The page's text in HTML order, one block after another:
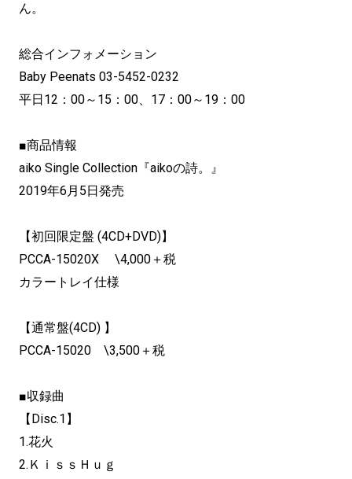
ん。
総合インフォメーション
Baby Peenats 03-5452-0232
平日12：00～15：00、17：00～19：00
■商品情報
aiko Single Collection『aikoの詩。』
2019年6月5日発売
【初回限定盤 (4CD+DVD)】
PCCA-15020X \4,000＋税
カラートレイ仕様
【通常盤(4CD) 】
PCCA-15020 \3,500＋税
■収録曲
【Disc.1】
1.花火
2.ＫｉｓｓＨｕｇ